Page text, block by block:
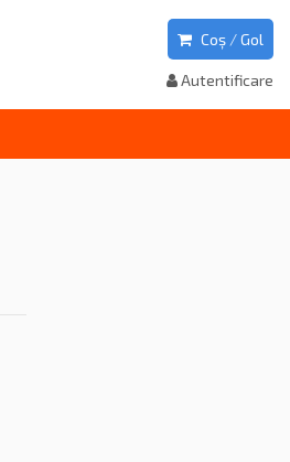
Coș /Gol
Autentificare